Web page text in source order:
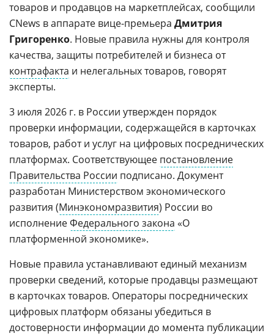
товаров и продавцов на маркетплейсах, сообщили
CNews в аппарате вице-премьера Дмитрия
Григоренко. Новые правила нужны для контроля
качества, защиты потребителей и бизнеса от
контрафакта и нелегальных товаров, говорят
эксперты.
3 июля 2026 г. в России утвержден порядок
проверки информации, содержащейся в карточках
товаров, работ и услуг на цифровых посреднических
платформах. Соответствующее постановление
Правительства России подписано. Документ
разработан Министерством экономического
развития (Минэкономразвития) России во
исполнениеФедерального закона «О
платформенной экономике».
Новые правила устанавливают единый механизм
проверки сведений, которые продавцы размещают
в карточках товаров. Операторы посреднических
цифровых платформ обязаны убедиться в
достоверности информации до момента публикации